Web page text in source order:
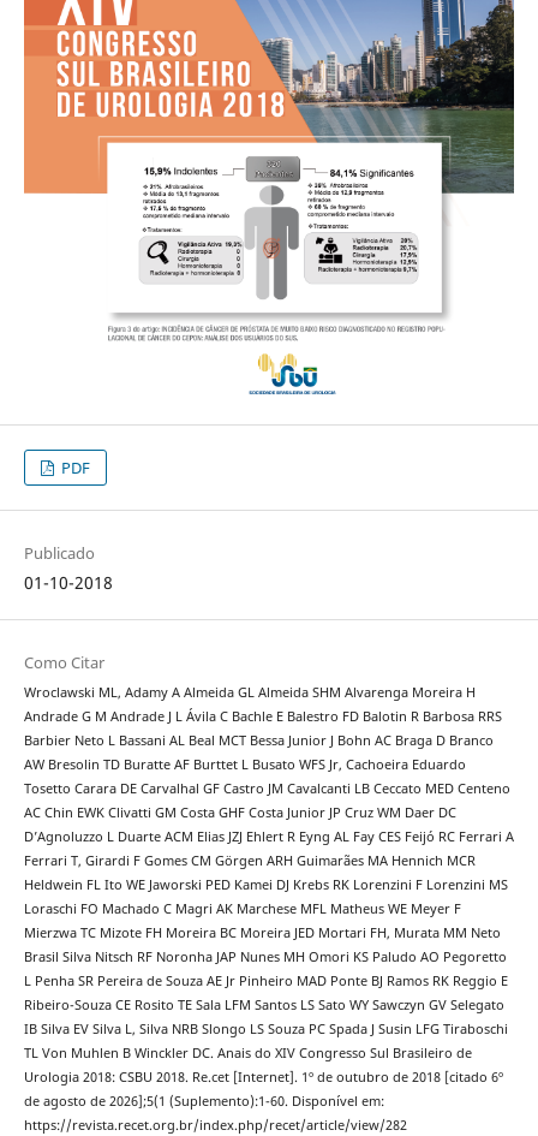
PDF
Publicado
01-10-2018
Como Citar
Wroclawski ML, Adamy A Almeida GL Almeida SHM Alvarenga Moreira H
Andrade G M Andrade J L Ávila C Bachle E Balestro FD Balotin R Barbosa RRS
Barbier Neto L Bassani AL Beal MCT Bessa Junior J Bohn AC Braga D Branco
AW Bresolin TD Buratte AF Burttet L Busato WFS Jr, Cachoeira Eduardo
Tosetto Carara DE Carvalhal GF Castro JM Cavalcanti LB Ceccato MED Centeno
AC Chin EWK Clivatti GM Costa GHF Costa Junior JP Cruz WM Daer DC
D’Agnoluzzo L Duarte ACM Elias JZJ Ehlert R Eyng AL Fay CES Feijó RC Ferrari A
Ferrari T, Girardi F Gomes CM Görgen ARH Guimarães MA Hennich MCR
Heldwein FL Ito WE Jaworski PED Kamei DJ Krebs RK Lorenzini F Lorenzini MS
Loraschi FO Machado C Magri AK Marchese MFL Matheus WE Meyer F
Mierzwa TC Mizote FH Moreira BC Moreira JED Mortari FH, Murata MM Neto
Brasil Silva Nitsch RF Noronha JAP Nunes MH Omori KS Paludo AO Pegoretto
L Penha SR Pereira de Souza AE Jr Pinheiro MAD Ponte BJ Ramos RK Reggio E
Ribeiro-Souza CE Rosito TE Sala LFM Santos LS Sato WY Sawczyn GV Selegato
IB Silva EV Silva L, Silva NRB Slongo LS Souza PC Spada J Susin LFG Tiraboschi
TL Von Muhlen B Winckler DC. Anais do XIV Congresso Sul Brasileiro de
Urologia 2018: CSBU 2018. Re.cet [Internet]. 1º de outubro de 2018 [citado 6º
de agosto de 2026];5(1 (Suplemento):1-60. Disponível em:
https://revista.recet.org.br/index.php/recet/article/view/282